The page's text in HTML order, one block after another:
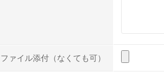
ファイル添付（なくても可）